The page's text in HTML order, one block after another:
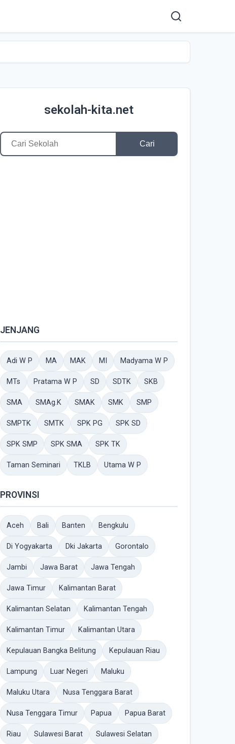
sekolah-kita.net
Cari
JENJANG
Adi W P MA MAK MI Madyama W P
MTs Pratama W P SD SDTK SKB
SMA SMAg.K SMAK SMK SMP
SMPTK SMTK SPK PG SPK SD
SPK SMP SPK SMA SPK TK
Taman Seminari TKLB Utama W P
PROVINSI
Aceh Bali Banten Bengkulu
Di Yogyakarta Dki Jakarta Gorontalo
Jambi Jawa Barat Jawa Tengah
Jawa Timur Kalimantan Barat
Kalimantan Selatan Kalimantan Tengah
Kalimantan Timur Kalimantan Utara
Kepulauan Bangka Belitung Kepulauan Riau
Lampung Luar Negeri Maluku
Maluku Utara Nusa Tenggara Barat
Nusa Tenggara Timur Papua Papua Barat
Riau Sulawesi Barat Sulawesi Selatan